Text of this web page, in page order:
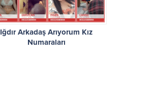
Iğdır Arkadaş Arıyorum Kız
Numaraları